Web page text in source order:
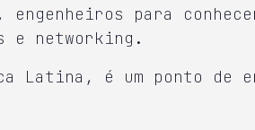
para
e networking.
Latina, é um ponto de